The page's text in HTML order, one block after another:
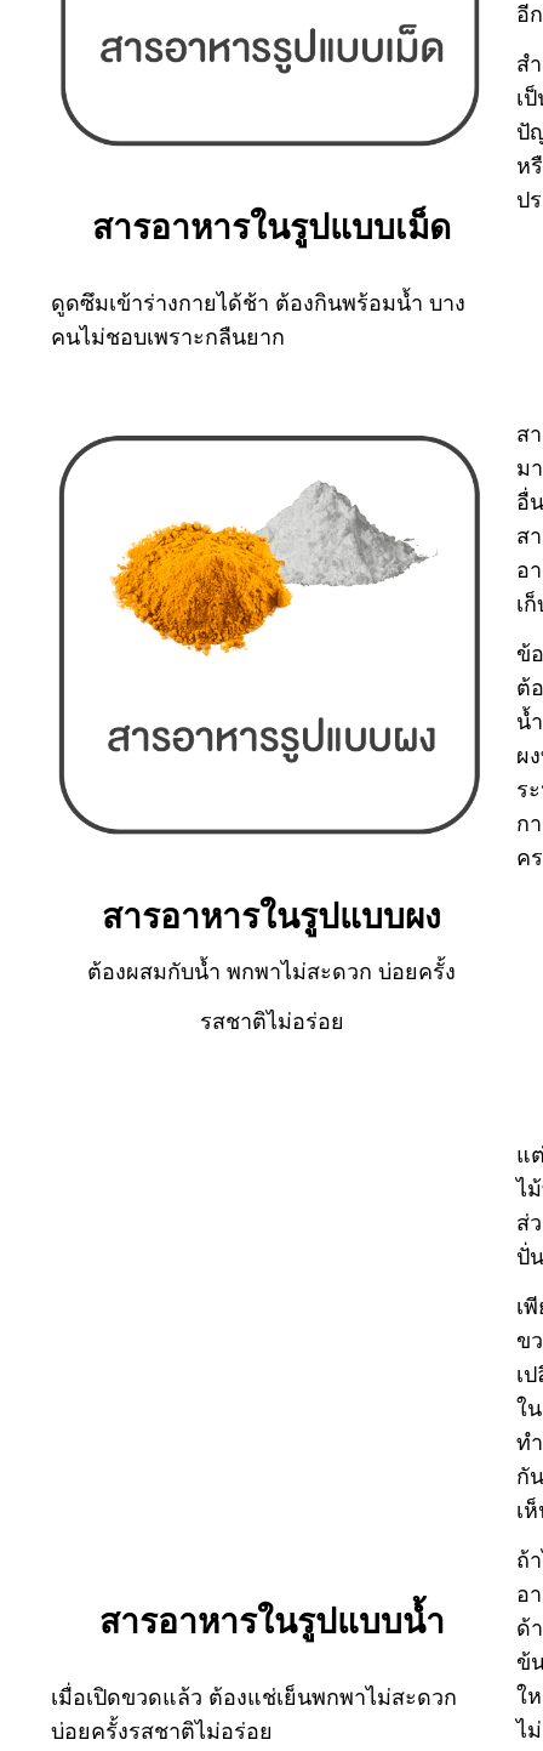
สารอาหารในรูปแบบเม็ด
ดูดซึมเข้าร่างกายได้ช้า ต้องกินพร้อมน้ำ บาง
คนไม่ชอบเพราะกลืนยาก
อีก
ส
เ
ปั
ห
ป
สารอาหารในรูปแบบผง
ต้องผสมกับน้ำ พกพาไม่สะดวก บ่อยครั้ง
รสชาติไม่อร่อย
ส
ม
อื่
ส
อ
เ
ข้
ต้
น้
ผ
ร
ก
ค
สารอาหารในรูปแบบน้ำ
เมื่อเปิดขวดแล้ว ต้องแช่เย็นพกพาไม่สะดวก
บ่อยครั้งรสชาติไม่อร่อย
แ
ไ
ส่
ปั่
เ
ข
เ
ใ
ท
กั
เ
ถ้
อ
ด้
ข้
ใ
ไ